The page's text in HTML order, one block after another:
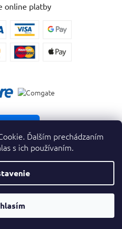
Ďalším prechádzaním
s ich používaním.
online platby
. Všetky práva vyhradené.
Prevodník
Parfumov